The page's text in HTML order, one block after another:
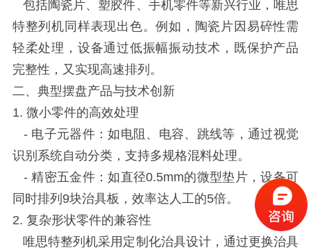
包括陶瓷片、塑胶件、手机零件等新兴行业，唯思
特整列机同样表现出色。例如，陶瓷片因易碎性需
轻柔处理，设备通过低振幅振动技术，既保护产品
完整性，又实现高速排列。
二、典型摆盘产品与技术创新
1. 微小零件的高效处理
- 电子元器件：如电阻、电容、跳线等，通过视觉
识别系统自动分类，支持多规格混料处理。
- 精密五金件：如直径0.5mm的微型垫片，设备可
同时排列9块治具板，效率达人工的5倍。
2. 复杂形状零件的兼容性
唯思特整列机采用定制化治具设计，通过更换治具